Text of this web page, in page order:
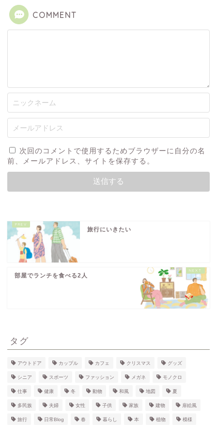
COMMENT
次回のコメントで使用するためブラウザーに自分の名
前、メールアドレス、サイトを保存する。
旅行にいきたい
部屋でランチを食べる2人
タグ
アウトドア カップル カフェ クリスマス グッズ
シニア スポーツ ファッション メガネ モノクロ
仕事 健康 冬 動物 和風 地図 夏
多民族 夫婦 女性 子供 家族 建物 扉絵風
旅行 日常Blog 春 暮らし 本 植物 模様